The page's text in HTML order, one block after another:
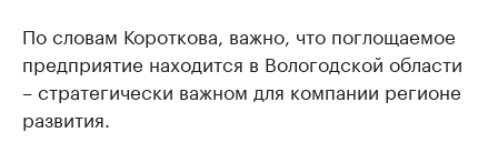
По словам Короткова, важно, что поглощаемое
предприятие находится в Вологодской области
– стратегически важном для компании регионе
развития.